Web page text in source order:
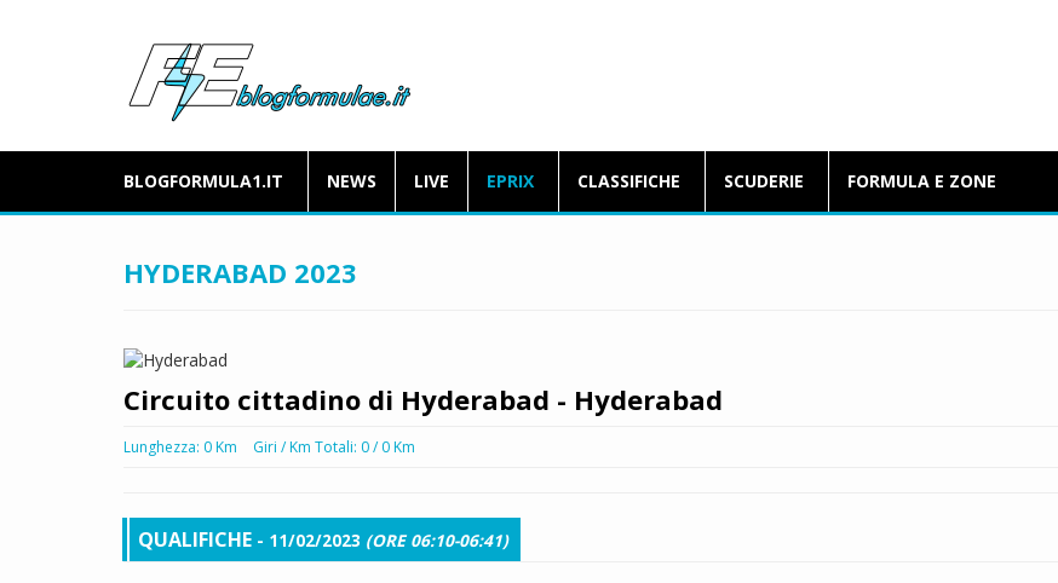
BLOGFORMULA1.IT NEWS LIVE EPRIX CLASSIFICHE SCUDERIE FORMULA E ZONE
HYDERABAD 2023
Circuito cittadino di Hyderabad - Hyderabad
Lunghezza: 0 Km Giri / Km Totali: 0 / 0 Km
QUALIFICHE - 11/02/2023 (ORE 06:10-06:41)